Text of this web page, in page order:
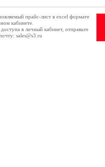
прайс-лист в excel формате
кабинете.
в личный кабинет, отправьте
sales@s3.ru